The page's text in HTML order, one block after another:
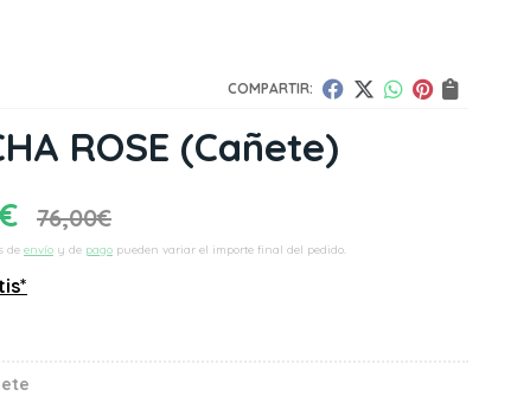
COMPARTIR:
ROSE (Cañete)
76,00€
de envío y de pago pueden variar el importe final del pedido.